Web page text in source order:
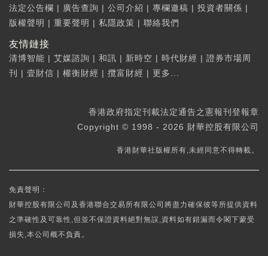
法定公告欄 | 廣告查詢 | 公司介紹 | 專欄邀稿 | 投資者關係 |
版權聲明 | 重要聲明 | 私隱政策 | 聯絡我們
友情鏈接
清博智能 | 艾媒諮詢 | 和訊 | 新時空 | 時代財經 | 證券市場周
刊
| 壹財信 | 權衡財經 | 攬富財經 | 更多...
香港政府指定刊載法定通告之憲報刊登報章
Copyright © 1998 - 2026 財華控股有限公司
香港財華社版權所有,未經同意不得轉載。
免責聲明：
財華控股有限公司及香港聯合交易所有限公司將盡力確保彼等所提供資料
之準確性及可靠性,但並不保證資料絕對無誤,資料如有錯漏而令閣下蒙受
損失,本公司概不負責。